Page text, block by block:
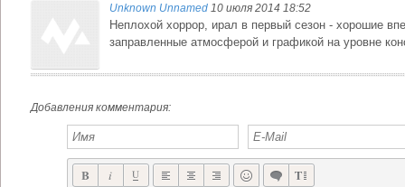
Unknown Unnamed 10 июля 2014 18:52
Неплохой хоррор, ирал в первый сезон - хорошие
заправленные атмосферой и графикой на уровне
Добавления комментария: